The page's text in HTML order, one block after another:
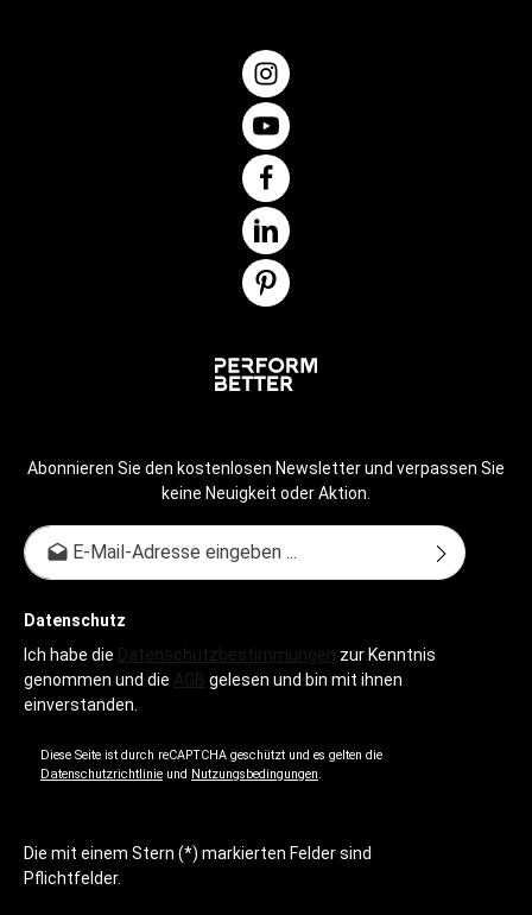
Abonnieren Sie den kostenlosen Newsletter und verpassen Sie
keine Neuigkeit oder Aktion.
Datenschutz
Ich habe die Datenschutzbestimmungen zur Kenntnis
genommen und die AGB gelesen und bin mit ihnen
einverstanden.
Diese Seite ist durch reCAPTCHA geschützt und es gelten die
Datenschutzrichtlinie und Nutzungsbedingungen.
Die mit einem Stern (*) markierten Felder sind
Pflichtfelder.